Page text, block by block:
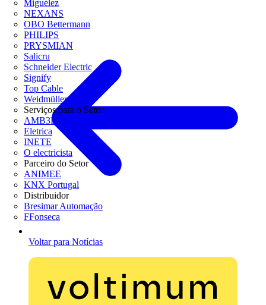
Miguélez
NEXANS
OBO Bettermann
PHILIPS
PRYSMIAN
Salicru
Schneider Electric
Signify
Top Cable
Weidmüller
Serviços para o Setor
AMB3E
Eletrica
INETE
O electricista
Parceiro do Setor
ANIMEE
KNX Portugal
Distribuidor
Bresimar Automação
FFonseca
Voltar para Notícias